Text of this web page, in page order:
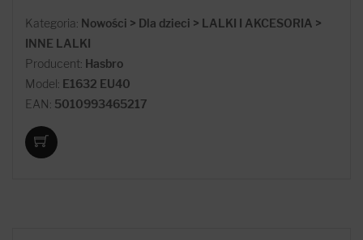
Kategoria: Nowości > Dla dzieci > LALKI I AKCESORIA >
INNE LALKI
Producent: Hasbro
Model: E1632 EU40
EAN: 5010993465217